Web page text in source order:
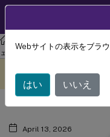
リナックス バーチャル
ェント 2311
翻訳されています。
クライアント
April 13, 2026
Webサイトの表示をブラ
はい いいえ